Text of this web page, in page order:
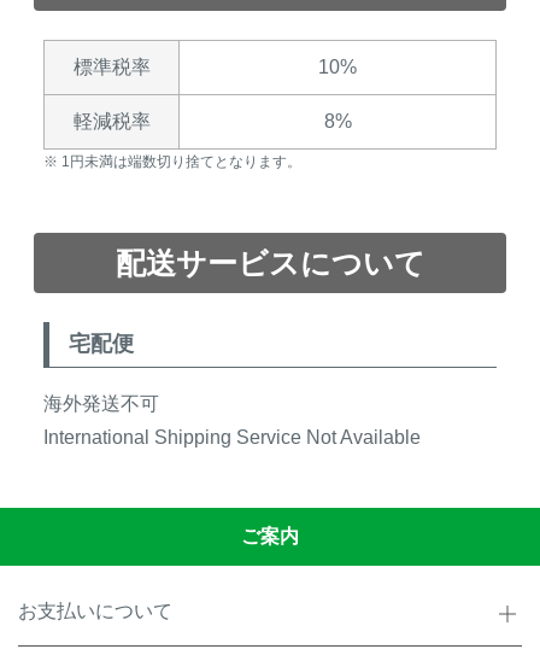
標準税率 10%
軽減税率 8%
1 未満は端数切り捨てとなります。
配送サービスについて
宅配便
海外発送不可
International Shipping Service Not Available
ご案内
お支払いについて